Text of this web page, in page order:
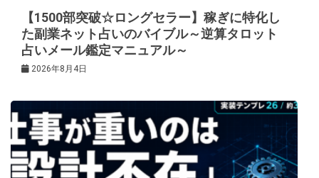
【1500部突破☆ロングセラー】稼ぎに特化し
た副業ネット占いのバイブル～逆算タロット
占いメール鑑定マニュアル～
2026年8月4日